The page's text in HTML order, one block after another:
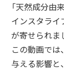
「天然成分由
インスタライ
が寄せられま
この動画では
与える影響と